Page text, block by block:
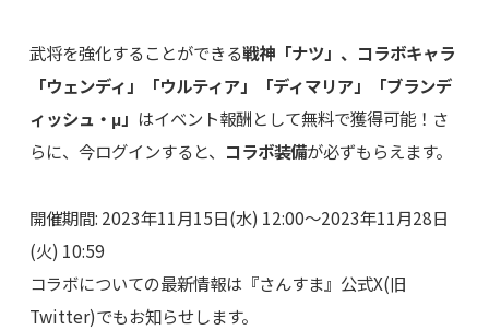
武将を強化することができる戦神「ナツ」、コラボキャラ
「ウェンディ」「ウルティア」「ディマリア」「ブランデ
ィッシュ・μ」 はイベント報酬として無料で獲得可能！さ
らに、今ログインすると、 コラボ装備が必ずもらえます。
開催期間: 2023年11月15日(水) 12:00～2023年11月28日
(火) 10:59
コラボについての最新情報は『さんすま』公式X(旧
Twitter)でもお知らせします。